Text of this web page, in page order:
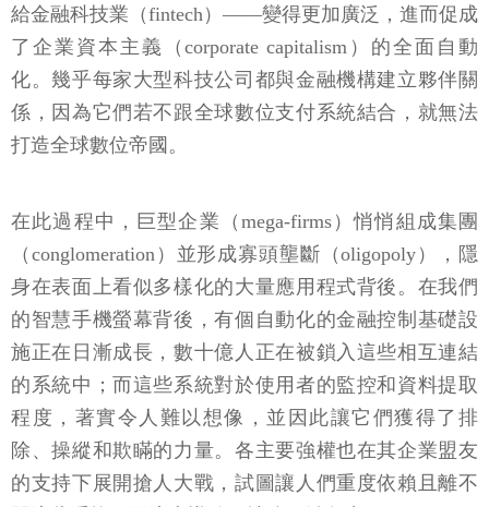
給金融科技業（fintech）——變得更加廣泛，進而促成
了企業資本主義（corporate capitalism）的全面自動
化。幾乎每家大型科技公司都與金融機構建立夥伴關
係，因為它們若不跟全球數位支付系統結合，就無法
打造全球數位帝國。
在此過程中，巨型企業（mega-firms）悄悄組成集團
（conglomeration）並形成寡頭壟斷（oligopoly），隱
身在表面上看似多樣化的大量應用程式背後。在我們
的智慧手機螢幕背後，有個自動化的金融控制基礎設
施正在日漸成長，數十億人正在被鎖入這些相互連結
的系統中；而這些系統對於使用者的監控和資料提取
程度，著實令人難以想像，並因此讓它們獲得了排
除、操縱和欺瞞的力量。各主要強權也在其企業盟友
的支持下展開搶人大戰，試圖讓人們重度依賴且離不